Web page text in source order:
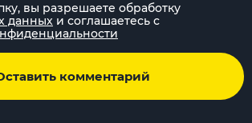
вы разрешаете обработку
данных и соглашаетесь с
комментарий